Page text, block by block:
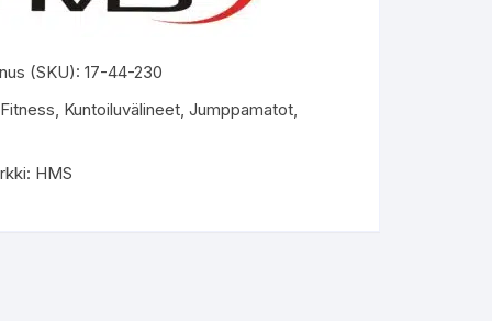
(SKU): 17-44-230
Fitness, Kuntoiluvälineet, Jumppamatot,
HMS